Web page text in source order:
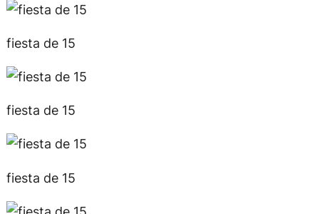
fiesta de 15
fiesta de 15
fiesta de 15